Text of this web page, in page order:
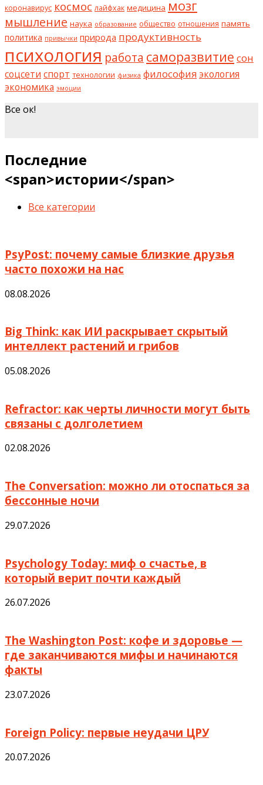
коронавирус космос лайфхак медицина мозг
мышление наука образование общество отношения память
политика привычки природа продуктивность
психология работа саморазвитие сон
соцсети спорт технологии физика философия экология
экономика эмоции
Все ок!
Последние
<span>истории</span>
Все категории
PsyPost: почему самые близкие друзья
часто похожи на нас
08.08.2026
Big Think: как ИИ раскрывает скрытый
интеллект растений и грибов
05.08.2026
Refractor: как черты личности могут быть
связаны с долголетием
02.08.2026
The Conversation: можно ли отоспаться за
бессонные ночи
29.07.2026
Psychology Today: миф о счастье, в
который верит почти каждый
26.07.2026
The Washington Post: кофе и здоровье —
где заканчиваются мифы и начинаются
факты
23.07.2026
Foreign Policy: первые неудачи ЦРУ
20.07.2026